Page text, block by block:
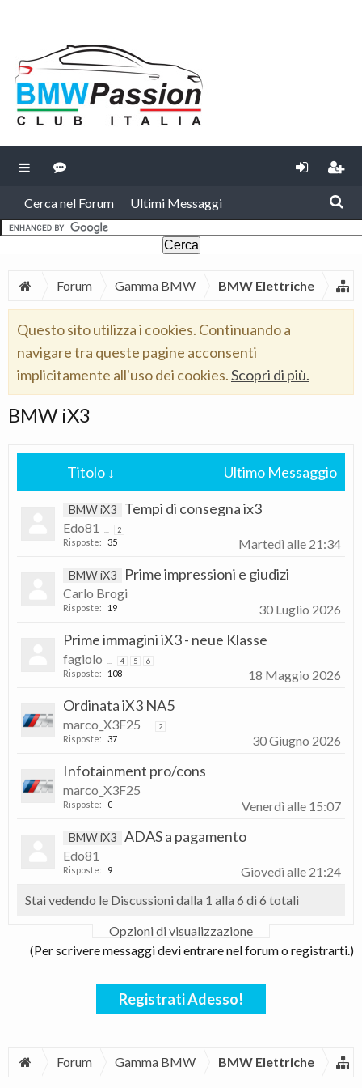
Cerca nel Forum Ultimi Messaggi
Forum Gamma BMW BMW Elettriche
Questo sito utilizza i cookies. Continuando a
navigare tra queste pagine acconsenti
implicitamente all'uso dei cookies.Scopri di più.
BMW iX3
Titolo ↓ Ultimo Messaggio
BMW iX3 Tempi di consegna ix3
Edo81 2
Risposte: 35 Martedì alle 21:34
BMW iX3 Prime impressioni e giudizi
Carlo Brogi
Risposte: 19 30 Luglio 2026
Prime immagini iX3 - neue Klasse
fagiolo 4 5 6
Risposte: 108 18 Maggio 2026
Ordinata iX3 NA5
marco_X3F25 2
Risposte: 37 30 Giugno 2026
Infotainment pro/cons
marco_X3F25
Risposte: 0 Venerdì alle 15:07
BMW iX3 ADAS a pagamento
Edo81
Risposte: 9
Giovedì alle 21:24
Stai vedendo le Discussioni dalla 1 alla 6 di 6 totali
Opzioni di visualizzazione
(Per scrivere messaggi devi entrare nel forum o registrarti.)
Registrati Adesso!
Forum Gamma BMW BMW Elettriche